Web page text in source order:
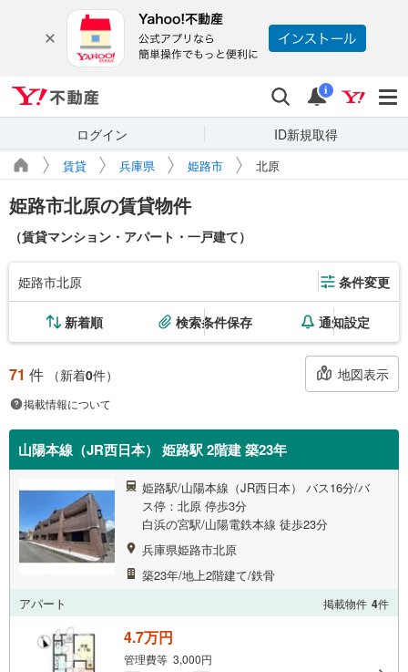
検索 通知
i
ログイン ID新規取得
賃貸 兵庫県 姫路市 北原
姫路市北原の賃貸物件
（賃貸マンション・アパート・一戸建て）
姫路市北原 条件変更
新着順 検索条件保存 通知設定
71 件 （新着0件） 地図表示
掲載情報について
山陽本線（JR西日本） 姫路駅 2階建 築23年
姫路駅/山陽本線（JR西日本） バス16分/バ
ス停：北原 停歩3分
白浜の宮駅/山陽電鉄本線 徒歩23分
兵庫県姫路市北原
築23年/地上2階建て/鉄骨
アパート
掲載物件 4件
4.7万円
管理費等 3,000円